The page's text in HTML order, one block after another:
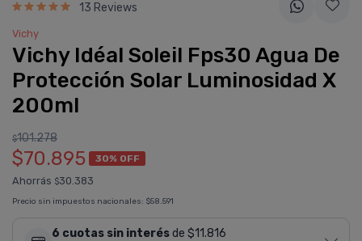
13 Reviews
Vichy
Vichy Idéal Soleil Fps30 Agua De
Protección Solar Luminosidad X
200ml
$101.278
$70.895 30% OFF
Ahorrás $30.383
Precio sin impuestos nacionales: $58.591
6 cuotas sin interésde $11.816